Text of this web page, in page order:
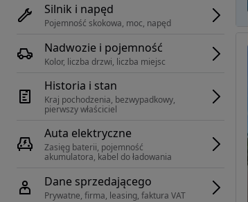
Silnik i napęd
Pojemność skokowa, moc, napęd
Nadwozie i pojemność
Kolor, liczba drzwi, liczba miejsc
Historia i stan
Kraj pochodzenia, bezwypadkowy,
pierwszy właściciel
Auta elektryczne
Zasięg baterii, pojemność
akumulatora, kabel do ładowania
Dane sprzedającego
Prywatne, firma, leasing, faktura VAT